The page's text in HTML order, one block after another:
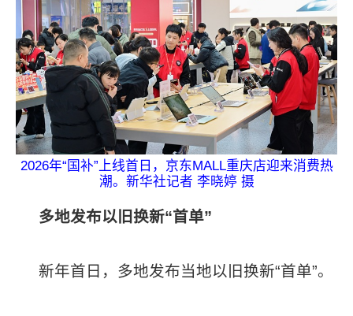
2026年“国补”上线首日，京东MALL重庆店迎来消费热
潮。新华社记者 李晓婷 摄
多地发布以旧换新“首单”
新年首日，多地发布当地以旧换新“首单”。